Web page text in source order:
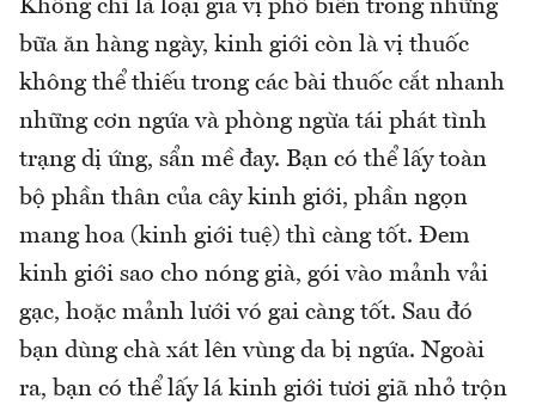
Không chỉ là loại gia vị phổ biến trong những
bữa ăn hàng ngày, kinh giới còn là vị thuốc
không thể thiếu trong các bài thuốc cắt nhanh
những cơn ngứa và phòng ngừa tái phát tình
trạng dị ứng, sẩn mề đay. Bạn có thể lấy toàn
bộ phần thân của cây kinh giới, phần ngọn
mang hoa (kinh giới tuệ) thì càng tốt. Đem
kinh giới sao cho nóng già, gói vào mảnh vải
gạc, hoặc mảnh lưới vó gai càng tốt. Sau đó
bạn dùng chà xát lên vùng da bị ngứa. Ngoài
ra, bạn có thể lấy lá kinh giới tươi giã nhỏ trộn